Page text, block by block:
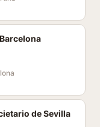
de Sevilla